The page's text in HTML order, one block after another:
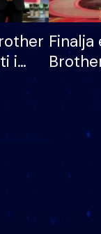
i
Finalja
dhe
të